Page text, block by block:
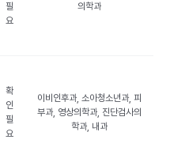
필
요
의학과
확
인
필
요
이비인후과, 소아청소년과, 피
부과, 영상의학과, 진단검사의
학과, 내과